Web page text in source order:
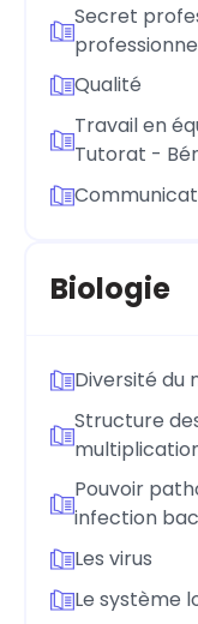
Secret
Qualité
Travail en
Tutorat -
Biologie
Diversité du
Structure
Pouvoir
infection
Les virus
Le système